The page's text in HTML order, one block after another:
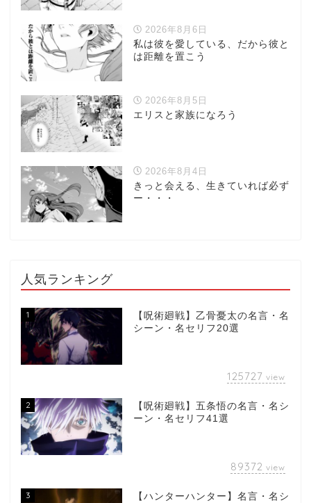
2026年8月6日
私は彼を愛している、だから彼と
は距離を置こう
2026年8月5日
エリスと家族になろう
2026年8月4日
きっと会える、生きていれば必ず
ー・・・
人気ランキング
1
【呪術廻戦】乙骨憂太の名言・名
シーン・名セリフ20選
125727 view
2
【呪術廻戦】五条悟の名言・名シ
ーン・名セリフ41選
89372 view
3
【ハンターハンター】名言・名シ